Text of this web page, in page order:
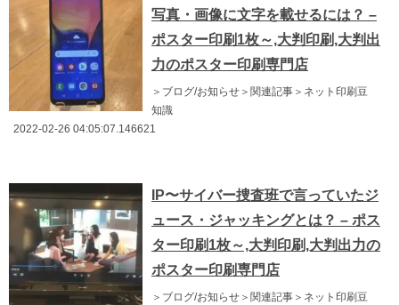
写真・画像に文字を載せるには？ –
ポスター印刷1枚～,大判印刷,大判出
力のポスター印刷専門店
＞ブログ/お知らせ＞関連記事＞ネット印刷豆
知識
2022-02-26 04:05:07.146621
IP〜サイバー捜査班で言っていたジ
ュース・ジャッキングとは？ – ポス
ター印刷1枚～,大判印刷,大判出力の
ポスター印刷専門店
＞ブログ/お知らせ＞関連記事＞ネット印刷豆